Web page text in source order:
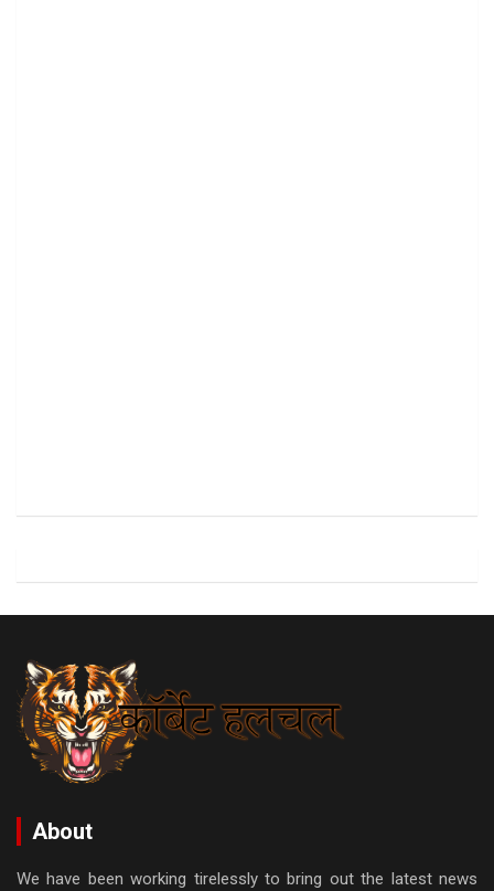
About
We have been working tirelessly to bring out the latest news